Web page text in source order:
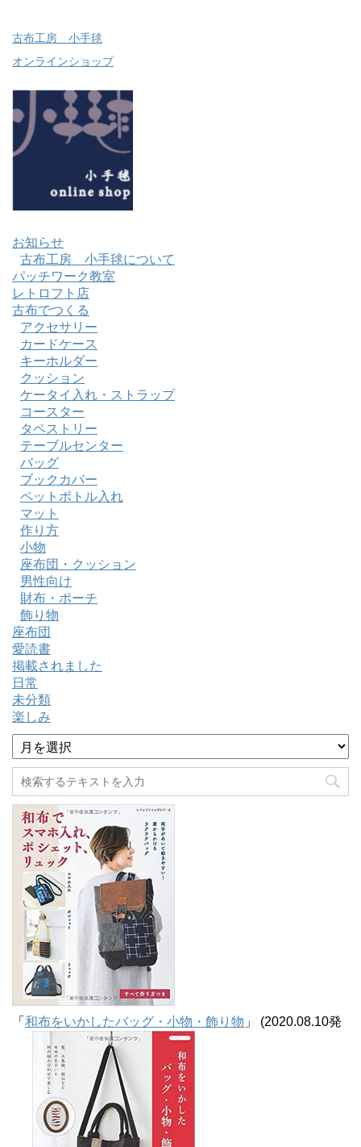
古布工房 小手毬
オンラインショップ
お知らせ
古布工房 小手毬について
パッチワーク教室
レトロフト店
古布でつくる
アクセサリー
カードケース
キーホルダー
クッション
ケータイ入れ・ストラップ
コースター
タペストリー
テーブルセンター
バッグ
ブックカバー
ペットボトル入れ
マット
作り方
小物
座布団・クッション
男性向け
財布・ポーチ
飾り物
座布団
愛読書
掲載されました
日常
未分類
楽しみ
ア
ー
カ
イ
ブ
「 和布をいかしたバッグ・小物・飾り物 」 (2020.08.10発